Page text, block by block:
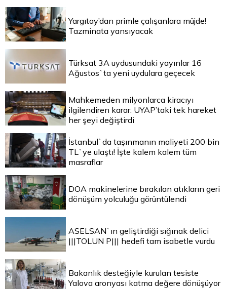
Yargıtay’dan primle çalışanlara müjde!
Tazminata yansıyacak
Türksat 3A uydusundaki yayınlar 16
Ağustos`ta yeni uydulara geçecek
Mahkemeden milyonlarca kiracıyı
ilgilendiren karar: UYAP’taki tek hareket
her şeyi değiştirdi
İstanbul`da taşınmanın maliyeti 200 bin
TL`ye ulaştı! İşte kalem kalem tüm
masraflar
DOA makinelerine bırakılan atıkların geri
dönüşüm yolculuğu görüntülendi
ASELSAN`ın geliştirdiği sığınak delici
|||TOLUN P||| hedefi tam isabetle vurdu
Bakanlık desteğiyle kurulan tesiste
Yalova aronyası katma değere dönüşüyor